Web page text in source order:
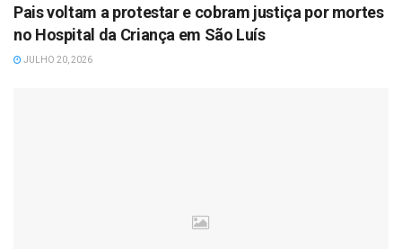
Pais voltam a protestar e cobram justiça por mortes
no Hospital da Criança em São Luís
JULHO 20, 2026